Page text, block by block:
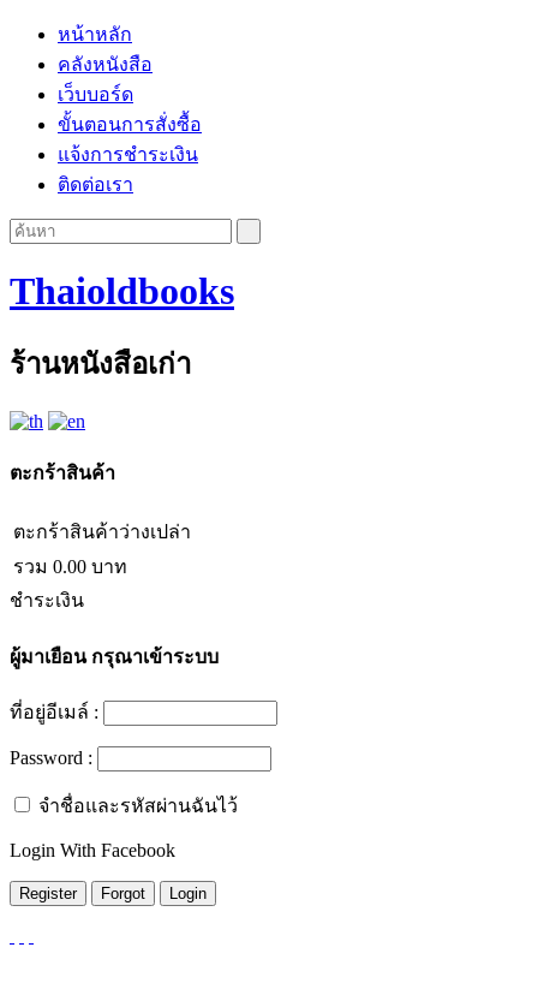
หน้าหลัก
คลังหนังสือ
เว็บบอร์ด
ขั้นตอนการสั่งซื้อ
แจ้งการชำระเงิน
ติดต่อเรา
Thaioldbooks
ร้านหนังสือเก่า
ตะกร้าสินค้า
ตะกร้าสินค้าว่างเปล่า
รวม 0.00 บาท
ชำระเงิน
ผู้มาเยือนกรุณาเข้าระบบ
ที่อยู่อีเมล์ :
Password :
จำชื่อและรหัสผ่านฉันไว้
Login With Facebook